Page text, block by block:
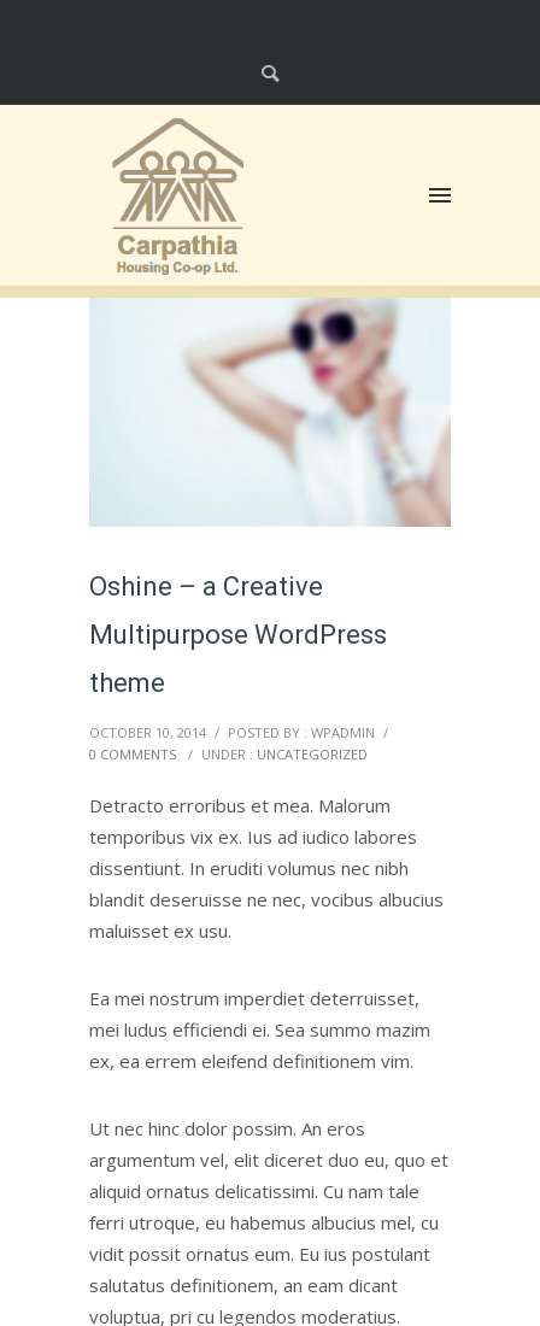
Oshine – a Creative
Multipurpose WordPress
theme
OCTOBER 10, 2014 / POSTED BY : WPADMIN /
0 COMMENTS
/ UNDER : UNCATEGORIZED
Detracto erroribus et mea. Malorum
temporibus vix ex. Ius ad iudico labores
dissentiunt. In eruditi volumus nec nibh
blandit deseruisse ne nec, vocibus albucius
maluisset ex usu.
Ea mei nostrum imperdiet deterruisset,
mei ludus efficiendi ei. Sea summo mazim
ex, ea errem eleifend definitionem vim.
Ut nec hinc dolor possim. An eros
argumentum vel, elit diceret duo eu, quo et
aliquid ornatus delicatissimi. Cu nam tale
ferri utroque, eu habemus albucius mel, cu
vidit possit ornatus eum. Eu ius postulant
salutatus definitionem, an eam dicant
voluptua, pri cu legendos moderatius.